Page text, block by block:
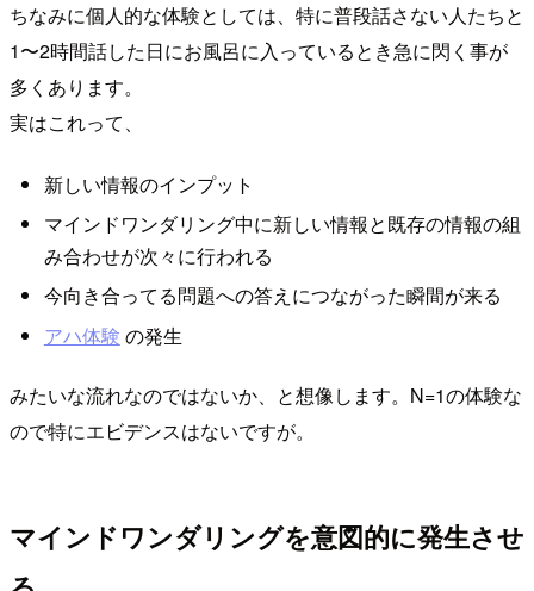
ちなみに個人的な体験としては、特に普段話さない人たちと
1〜2時間話した日にお風呂に入っているとき急に閃く事が
多くあります。
実はこれって、
新しい情報のインプット
マインドワンダリング中に新しい情報と既存の情報の組
み合わせが次々に行われる
今向き合ってる問題への答えにつながった瞬間が来る
アハ体験 の発生
みたいな流れなのではないか、と想像します。N=1の体験な
ので特にエビデンスはないですが。
マインドワンダリングを意図的に発生させ